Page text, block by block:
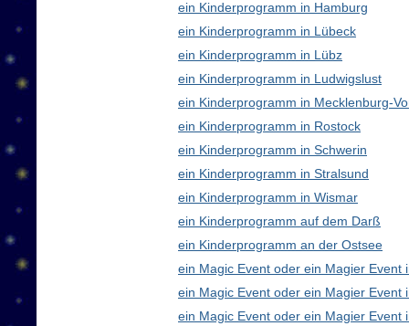
ein Kinderprogramm in Hamburg
ein Kinderprogramm in Lübeck
ein Kinderprogramm in Lübz
ein Kinderprogramm in Ludwigslust
ein Kinderprogramm in Mecklenburg-
ein Kinderprogramm in Rostock
ein Kinderprogramm in Schwerin
ein Kinderprogramm in Stralsund
ein Kinderprogramm in Wismar
ein Kinderprogramm auf dem Darß
ein Kinderprogramm an der Ostsee
ein Magic Event oder ein Magier Event
ein Magic Event oder ein Magier Event
ein Magic Event oder ein Magier Event